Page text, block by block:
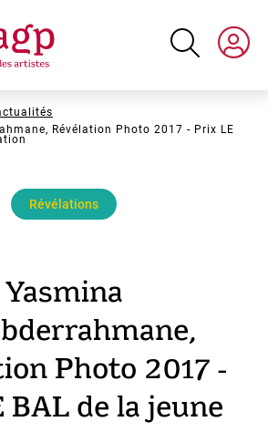
Révélation Photo 2017 - Prix LE
Révélations
Yasmina
Photo 2017 -
BAL de la jeune